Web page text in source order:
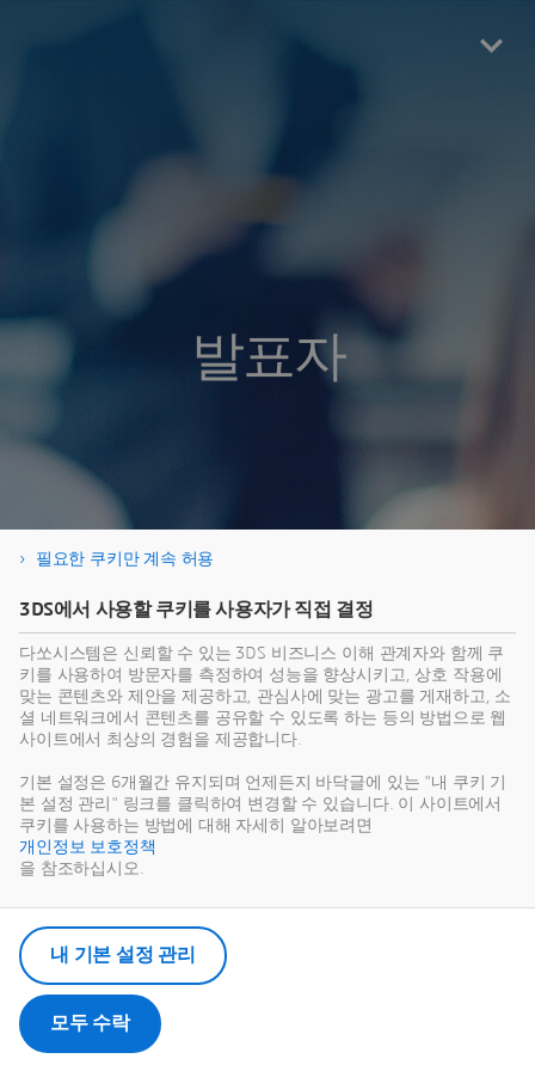
발표자
Ashwani GOEL
SIMULIA IPS - Dassault Systèmes
프로필 보기
필요한 쿠키만 계속 허용
3DS에서 사용할 쿠키를 사용자가 직접 결정
다쏘시스템은 신뢰할 수 있는 3DS 비즈니스 이해 관계자와 함께 쿠
키를 사용하여 방문자를 측정하여 성능을 향상시키고, 상호 작용에
맞는 콘텐츠와 제안을 제공하고, 관심사에 맞는 광고를 게재하고, 소
셜 네트워크에서 콘텐츠를 공유할 수 있도록 하는 등의 방법으로 웹
사이트에서 최상의 경험을 제공합니다.
기본 설정은 6개월간 유지되며 언제든지 바닥글에 있는 "내 쿠키 기
본 설정 관리" 링크를 클릭하여 변경할 수 있습니다. 이 사이트에서
쿠키를 사용하는 방법에 대해 자세히 알아보려면
개인정보 보호정책
을 참조하십시오.
모두 수락
내 기본 설정 관리